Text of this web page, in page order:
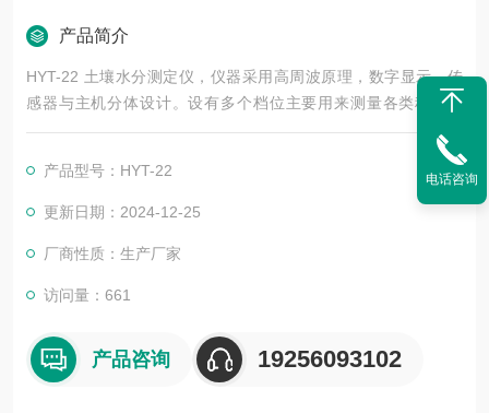
产品简介
HYT-22 土壤水分测定仪，仪器采用高周波原理，数字显示，传
感器与主机分体设计。设有多个档位主要用来测量各类种植土
壤，基建土壤的水分，也可用来测量煤粉，泥沙，水泥，石膏
粉，矿石粉，化工粉末等物质水分含量。其测量水分范围宽、精
度高、显示清晰、测量迅速、性能稳定、指标可靠，而且体积
小、重量轻，可随身携带在现场快速检测，使用简单方便。
产品型号：HYT-22
更新日期：2024-12-25
厂商性质：生产厂家
访问量：661
产品咨询 19256093102
电话咨询